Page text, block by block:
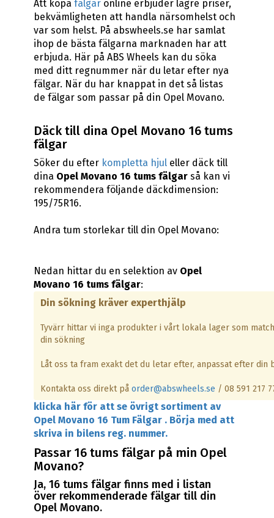
Att köpa fälgaronline erbjuder lägre priser,
bekvämligheten att handla närsomhelst och
var som helst. På abswheels.se har samlat
ihop de bästa fälgarna marknaden har att
erbjuda. Här på ABS Wheels kan du söka
med ditt regnummer när du letar efter nya
fälgar. När du har knappat in det så listas
de fälgar som passar på din Opel Movano.
Däck till dina Opel Movano 16 tums
fälgar
Söker du efter kompletta hjuleller däck till
dina Opel Movano 16 tums fälgarså kan vi
rekommendera följande däckdimension:
195/75R16.
Andra tum storlekar till din Opel Movano:
Nedan hittar du en selektion av Opel
Movano 16 tums fälgar:
Din sökning kräver experthjälp
Tyvärr hittar vi inga produkter i vårt lokala lager som
din sökning
Låt oss ta fram exakt det du letar efter, anpassat efter din
Kontakta oss direkt på order@abswheels.se / 08 591 217
klicka här för att se övrigt sortiment av
Opel Movano 16 Tum Fälgar . Börja med att
skriva in bilens reg. nummer.
Passar 16 tums fälgar på min Opel
Movano?
Ja, 16 tums fälgar finns med i listan
över rekommenderade fälgar till din
Opel Movano.